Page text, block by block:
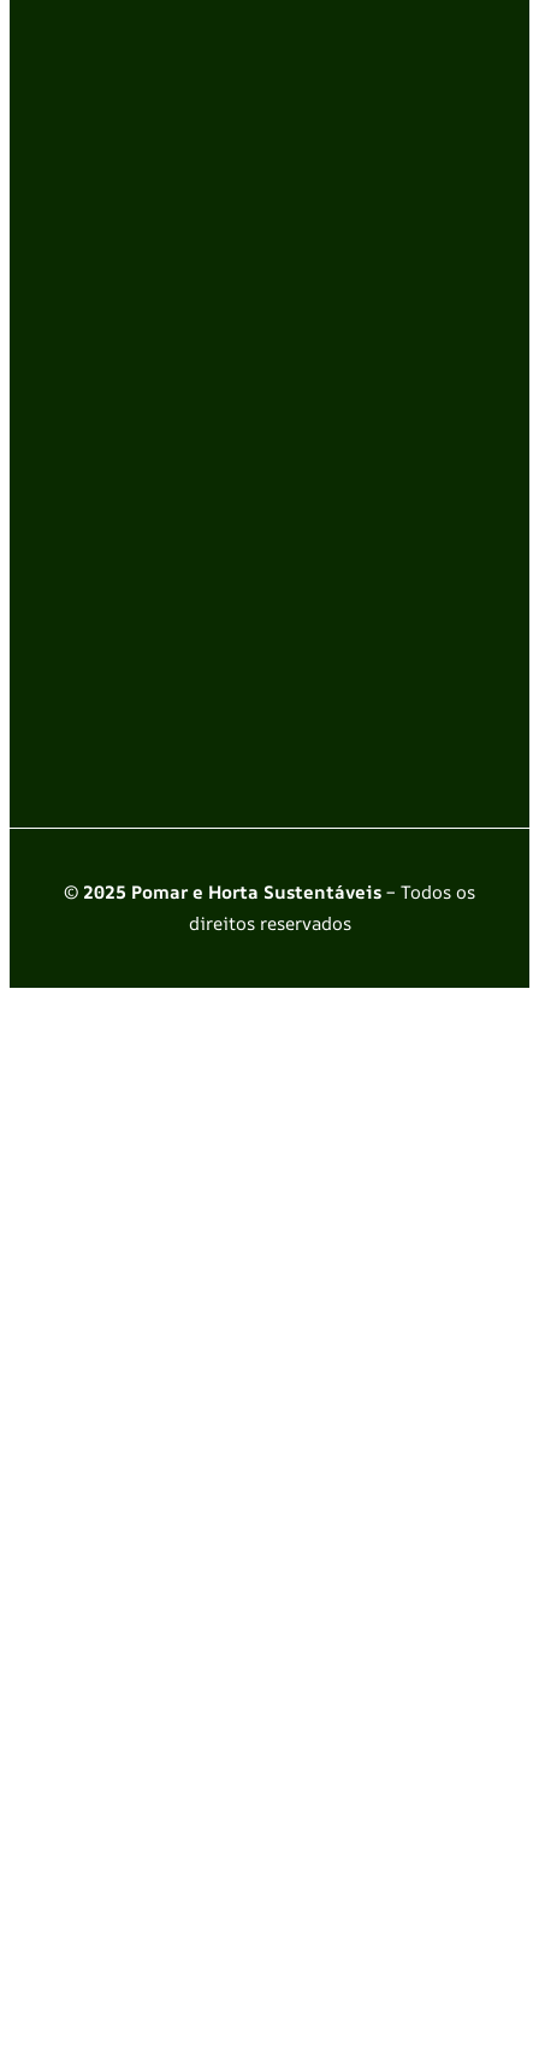
© 2025 Pomar e Horta Sustentáveis– Todos os
direitos reservados